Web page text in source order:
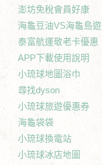
澎坊免稅會員好康
海龜豆油VS海龜島遊
泰富航運敬老卡優惠
APP下載使用說明
小琉球地圖浴巾
尋找dyson
小琉球旅遊優惠券
海龜袋袋
小琉球換電站
小琉球冰店地圖